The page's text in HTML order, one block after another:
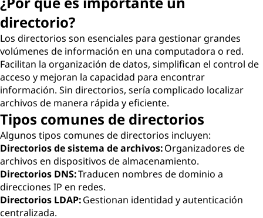
directorio?
Los directorios son esenciales para gestionar grandes
volúmenes de información en una computadora o red.
Facilitan la organización de datos, simplifican el control de
acceso y mejoran la capacidad para encontrar
información. Sin directorios, sería complicado localizar
archivos de manera rápida y eficiente.
Tipos comunes de directorios
Algunos tipos comunes de directorios incluyen:
Directorios de sistema de archivos:Organizadores de
archivos en dispositivos de almacenamiento.
Directorios DNS:Traducen nombres de dominio a
direcciones IP en redes.
Directorios LDAP:Gestionan identidad y autenticación
centralizada.